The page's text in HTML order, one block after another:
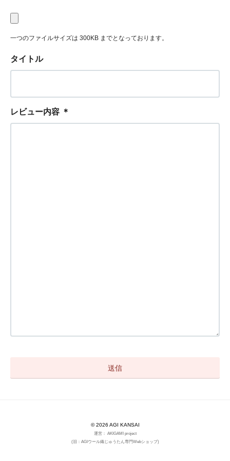
一つのファイルサイズは 300KB までとなっております。
タイトル
レビュー内容 ＊
© 2026 AGI KANSAI
運営： AKIGAMI project
(旧：AGIウール織じゅうたん専門Webショップ)